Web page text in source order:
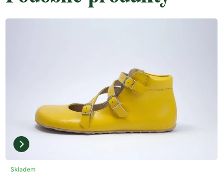
Skladem